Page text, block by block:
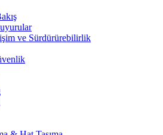
ve Sürdürürebilirlik